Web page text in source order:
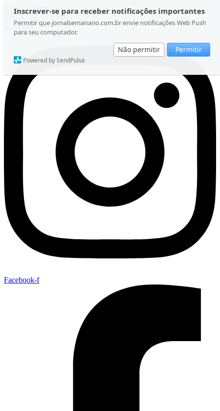
Inscrever-se para receber notificações importantes
Permitir que jornalsemanario.com.br envie notificações Web Push
para seu computador.
Não permitir Permitir
Powered by SendPulse
Ir para o conteúdo
Sábado, 08 de Agosto de 2026
Instagram
Facebook-f